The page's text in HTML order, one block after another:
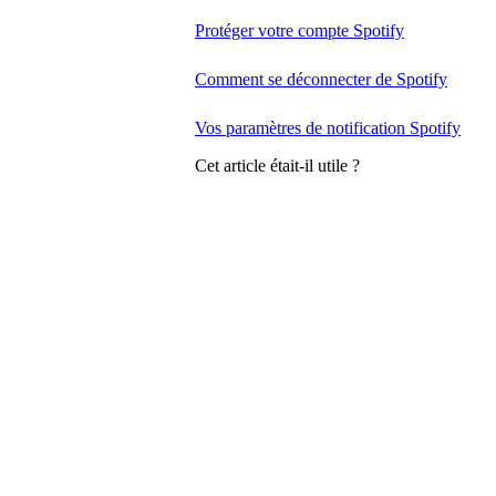
Protéger votre compte Spotify
Comment se déconnecter de Spotify
Vos paramètres de notification Spotify
Cet article était-il utile ?